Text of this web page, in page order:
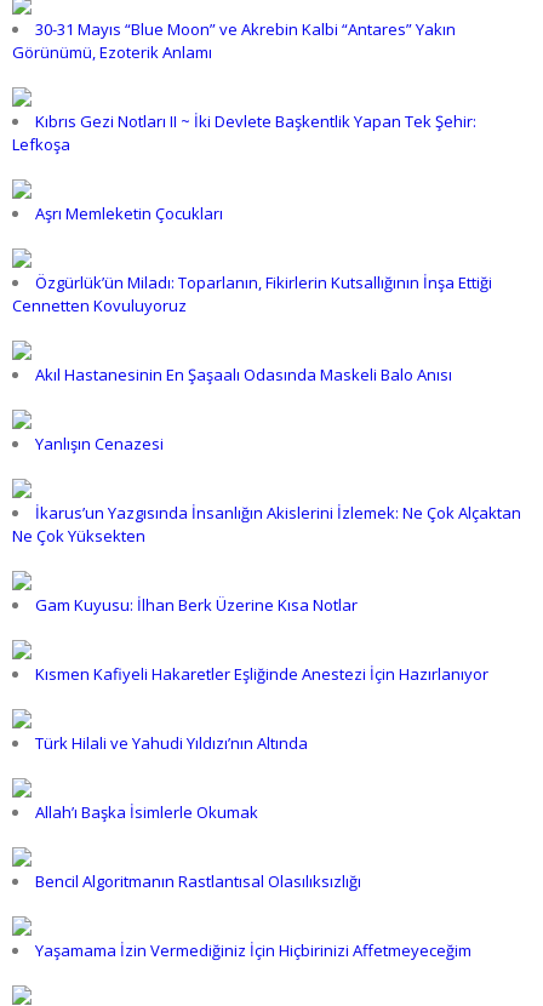
30-31 Mayıs “Blue Moon” ve Akrebin Kalbi “Antares” Yakın
Görünümü, Ezoterik Anlamı
Kıbrıs Gezi Notları II ~ İki Devlete Başkentlik Yapan Tek Şehir:
Lefkoşa
Aşrı Memleketin Çocukları
Özgürlük’ün Miladı: Toparlanın, Fikirlerin Kutsallığının İnşa Ettiği
Cennetten Kovuluyoruz
Akıl Hastanesinin En Şaşaalı Odasında Maskeli Balo Anısı
Yanlışın Cenazesi
İkarus’un Yazgısında İnsanlığın Akislerini İzlemek: Ne Çok Alçaktan
Ne Çok Yüksekten
Gam Kuyusu: İlhan Berk Üzerine Kısa Notlar
Kısmen Kafiyeli Hakaretler Eşliğinde Anestezi İçin Hazırlanıyor
Türk Hilali ve Yahudi Yıldızı’nın Altında
Allah’ı Başka İsimlerle Okumak
Bencil Algoritmanın Rastlantısal Olasılıksızlığı
Yaşamama İzin Vermediğiniz İçin Hiçbirinizi Affetmeyeceğim